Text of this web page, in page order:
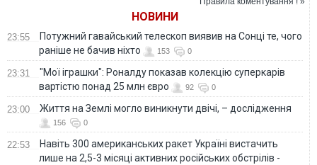
НОВИНИ
23:55
Потужний гавайський телескоп виявив на Сонці те, чого
раніше не бачив ніхто
153 0
23:31
"Мої іграшки": Роналду показав колекцію суперкарів
вартістю понад 25 млн євро
92 0
23:00 Життя на Землі могло виникнути двічі, – дослідження
156 0
22:53
Навіть 300 американських ракет Україні вистачить
лише на 2,5-3 місяці активних російських обстрілів -